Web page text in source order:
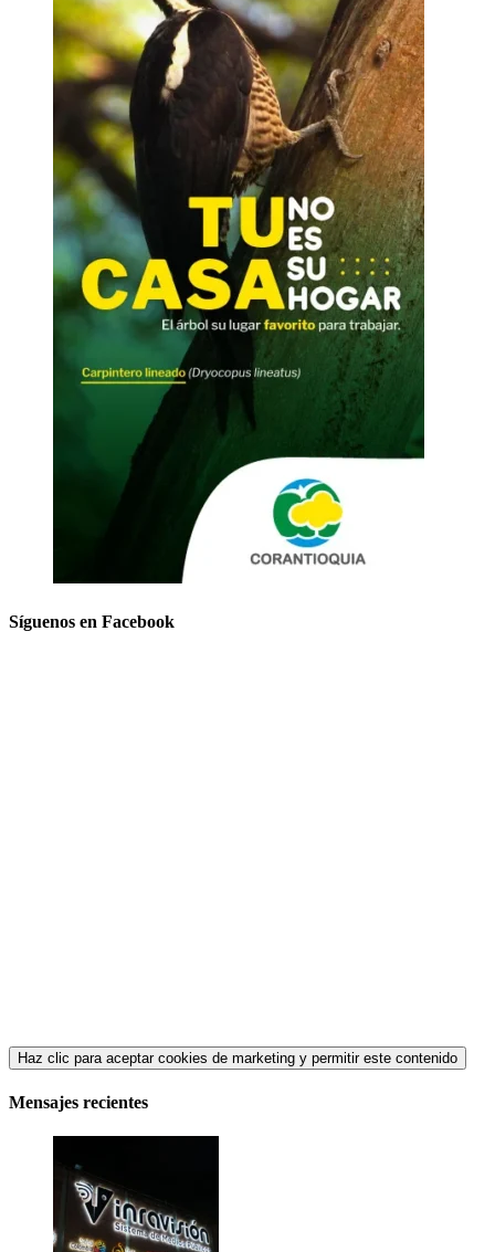
Síguenos en Facebook
Haz clic para aceptar cookies de marketing y permitir este contenido
Mensajes recientes